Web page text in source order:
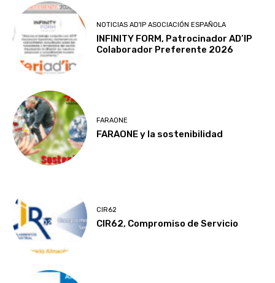
NOTICIAS AD'IP ASOCIACIÓN ESPAÑOLA
INFINITY FORM, Patrocinador AD’IP
Colaborador Preferente 2026
FARAONE
FARAONE y la sostenibilidad
CIR62
CIR62, Compromiso de Servicio